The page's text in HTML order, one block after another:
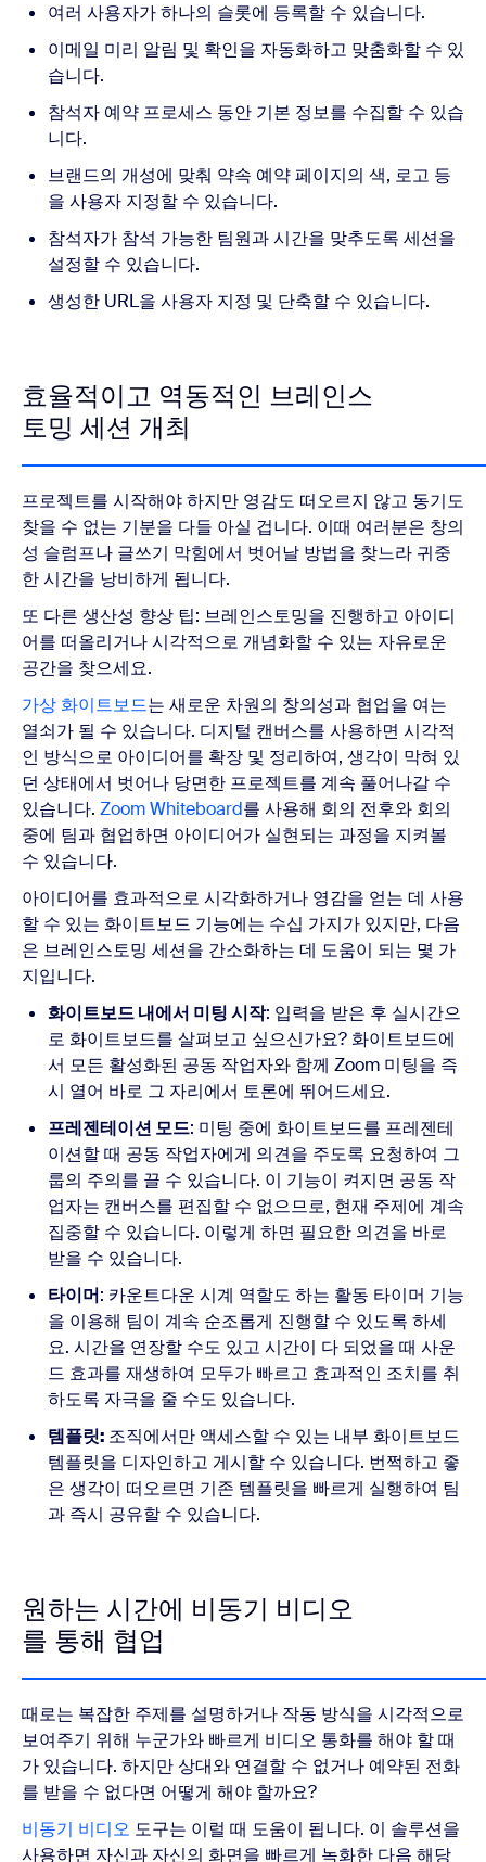
여러 사용자가 하나의 슬롯에 등록할 수 있습니다.
이메일 미리 알림 및 확인을 자동화하고 맞춤화할 수 있
습니다.
참석자 예약 프로세스 동안 기본 정보를 수집할 수 있습
니다.
브랜드의 개성에 맞춰 약속 예약 페이지의 색, 로고 등
을 사용자 지정할 수 있습니다.
참석자가 참석 가능한 팀원과 시간을 맞추도록 세션을
설정할 수 있습니다.
생성한 URL을 사용자 지정 및 단축할 수 있습니다.
효율적이고 역동적인 브레인스
토밍 세션 개최
프로젝트를 시작해야 하지만 영감도 떠오르지 않고 동기도
찾을 수 없는 기분을 다들 아실 겁니다. 이때 여러분은 창의
성 슬럼프나 글쓰기 막힘에서 벗어날 방법을 찾느라 귀중
한 시간을 낭비하게 됩니다.
또 다른 생산성 향상 팁: 브레인스토밍을 진행하고 아이디
어를 떠올리거나 시각적으로 개념화할 수 있는 자유로운
공간을 찾으세요.
가상 화이트보드는 새로운 차원의 창의성과 협업을 여는
열쇠가 될 수 있습니다. 디지털 캔버스를 사용하면 시각적
인 방식으로 아이디어를 확장 및 정리하여, 생각이 막혀 있
던 상태에서 벗어나 당면한 프로젝트를 계속 풀어나갈 수
있습니다. Zoom Whiteboard를 사용해 회의 전후와 회의
중에 팀과 협업하면 아이디어가 실현되는 과정을 지켜볼
수 있습니다.
아이디어를 효과적으로 시각화하거나 영감을 얻는 데 사용
할 수 있는 화이트보드 기능에는 수십 가지가 있지만, 다음
은 브레인스토밍 세션을 간소화하는 데 도움이 되는 몇 가
지입니다.
화이트보드 내에서 미팅 시작: 입력을 받은 후 실시간으
로 화이트보드를 살펴보고 싶으신가요? 화이트보드에
서 모든 활성화된 공동 작업자와 함께 Zoom 미팅을 즉
시 열어 바로 그 자리에서 토론에 뛰어드세요.
프레젠테이션 모드: 미팅 중에 화이트보드를 프레젠테
이션할 때 공동 작업자에게 의견을 주도록 요청하여 그
룹의 주의를 끌 수 있습니다. 이 기능이 켜지면 공동 작
업자는 캔버스를 편집할 수 없으므로, 현재 주제에 계속
집중할 수 있습니다. 이렇게 하면 필요한 의견을 바로
받을 수 있습니다.
타이머: 카운트다운 시계 역할도 하는 활동 타이머 기능
을 이용해 팀이 계속 순조롭게 진행할 수 있도록 하세
요. 시간을 연장할 수도 있고 시간이 다 되었을 때 사운
드 효과를 재생하여 모두가 빠르고 효과적인 조치를 취
하도록 자극을 줄 수도 있습니다.
템플릿: 조직에서만 액세스할 수 있는 내부 화이트보드
템플릿을 디자인하고 게시할 수 있습니다. 번쩍하고 좋
은 생각이 떠오르면 기존 템플릿을 빠르게 실행하여 팀
과 즉시 공유할 수 있습니다.
원하는 시간에 비동기 비디오
를 통해 협업
때로는 복잡한 주제를 설명하거나 작동 방식을 시각적으로
보여주기 위해 누군가와 빠르게 비디오 통화를 해야 할 때
가 있습니다. 하지만 상대와 연결할 수 없거나 예약된 전화
를 받을 수 없다면 어떻게 해야 할까요?
비동기 비디오 도구는 이럴 때 도움이 됩니다. 이 솔루션을
사용하면 자신과 자신의 화면을 빠르게 녹화한 다음 해당